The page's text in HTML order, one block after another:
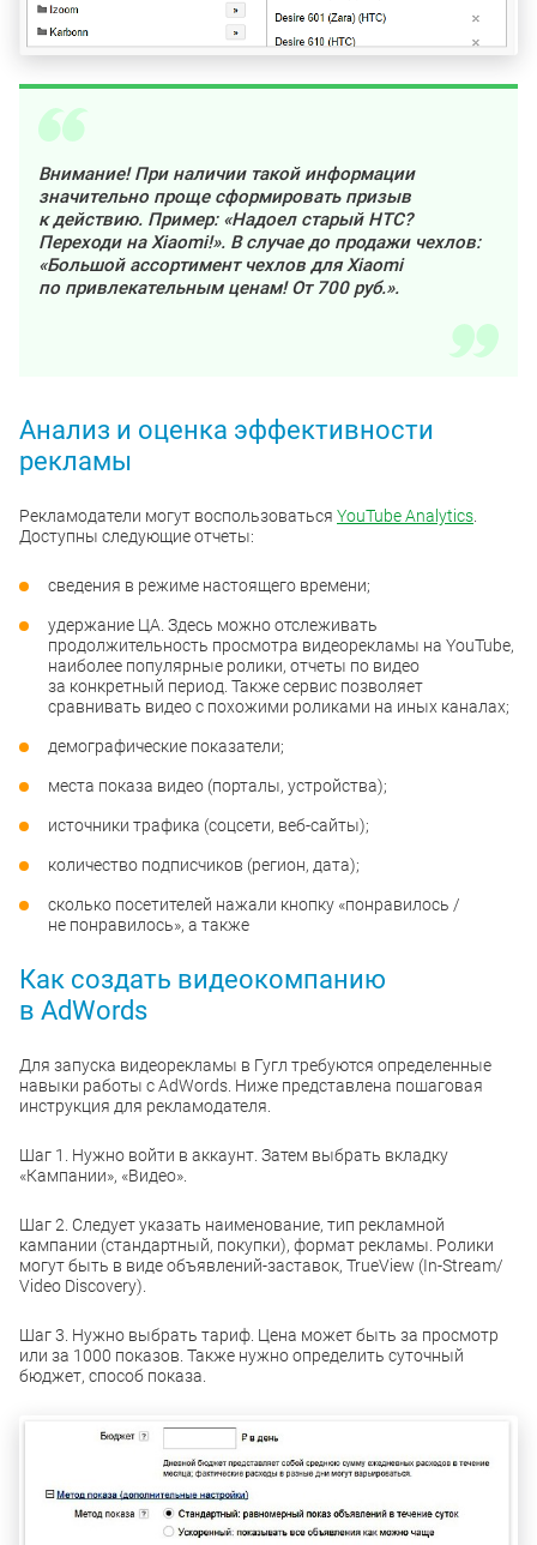
Внимание! При наличии такой информации
значительно проще сформировать призыв
к действию. Пример: «Надоел старый HTC?
Переходи на Xiaomi!». В случае до продажи чехлов:
«Большой ассортимент чехлов для Xiaomi
по привлекательным ценам! От 700 руб.».
Анализ и оценка эффективности
рекламы
Рекламодатели могут воспользоваться YouTube Analytics
Доступны следующие отчеты:
сведения в режиме настоящего времени;
удержание ЦА. Здесь можно отслеживать
продолжительность просмотра видеорекламы на YouTube,
наиболее популярные ролики, отчеты по видео
за конкретный период. Также сервис позволяет
сравнивать видео с похожими роликами на иных каналах;
демографические показатели;
места показа видео (порталы, устройства);
источники трафика (соцсети, веб-сайты);
количество подписчиков (регион, дата);
сколько посетителей нажали кнопку «понравилось /
не понравилось», а также
Как создать видеокомпанию
в AdWords
Для запуска видеорекламы в Гугл требуются определенные
навыки работы с AdWords. Ниже представлена пошаговая
инструкция для рекламодателя.
Шаг 1. Нужно войти в аккаунт. Затем выбрать вкладку
«Кампании», «Видео».
Шаг 2. Следует указать наименование, тип рекламной
кампании (стандартный, покупки), формат рекламы. Ролики
могут быть в виде объявлений-заставок, TrueView (In-Stream/
Video Discovery).
Шаг 3. Нужно выбрать тариф. Цена может быть за просмотр
или за 1000 показов. Также нужно определить суточный
бюджет, способ показа.